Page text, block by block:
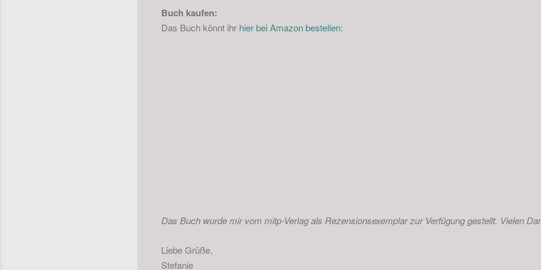
Buch kaufen:
Das Buch könnt ihr hier bei Amazon bestellen:
Das Buch wurde mir vom mitp-Verlag als Rezensionsexemplar zur Verfügung gestellt. Vielen
Liebe Grüße,
Stefanie